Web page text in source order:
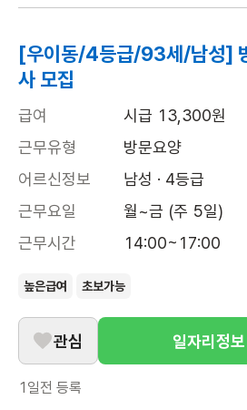
[우이동/4등급/93세/남성]
사 모집
급여
시급 13,300원
근무유형
방문요양
어르신정보
남성 · 4등급
근무요일
월~금 (주 5일)
근무시간
14:00~17:00
높은급여 초보가능
관심 일자리정
1일전 등록